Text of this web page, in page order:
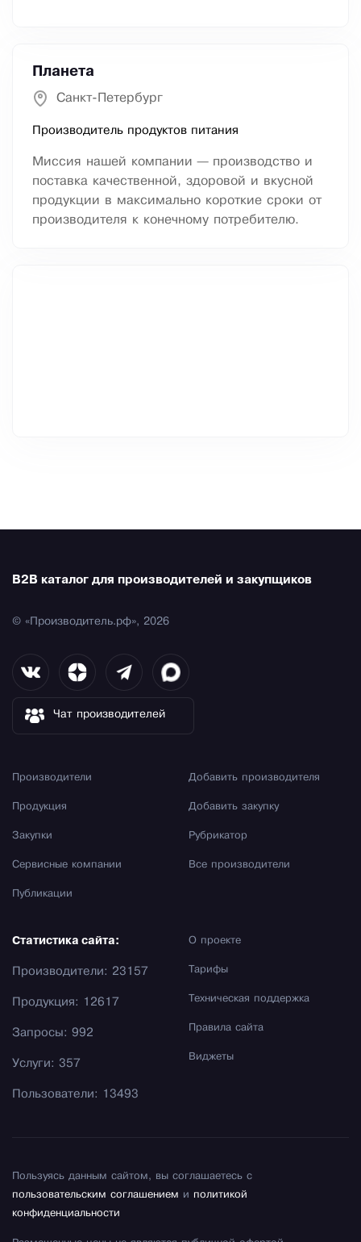
Планета
Санкт-Петербург
Производитель продуктов питания
Миссия нашей компании — производство и
поставка качественной, здоровой и вкусной
продукции в максимально короткие сроки от
производителя к конечному потребителю.
B2B каталог для производителей и закупщиков
© «Производитель.рф», 2026
Чат производителей
Производители
Продукция
Закупки
Сервисные компании
Публикации
Добавить производителя
Добавить закупку
Рубрикатор
Все производители
О проекте
Тарифы
Техническая поддержка
Правила сайта
Виджеты
Статистика сайта:
Производители: 23157
Продукция: 12617
Запросы: 992
Услуги: 357
Пользователи: 13493
Пользуясь данным сайтом, вы соглашаетесь с
пользовательским соглашением и политикой
конфиденциальности